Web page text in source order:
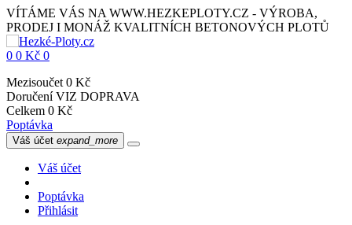
VÍTÁME VÁS NA WWW.HEZKEPLOTY.CZ - VÝROBA,
PRODEJ I MONÁŽ KVALITNÍCH BETONOVÝCH PLOTŮ
0 0 Kč 0
Mezisoučet 0 Kč
Doručení VIZ DOPRAVA
Celkem 0 Kč
Poptávka
Váš účet expand_more
Váš účet
Poptávka
Přihlásit